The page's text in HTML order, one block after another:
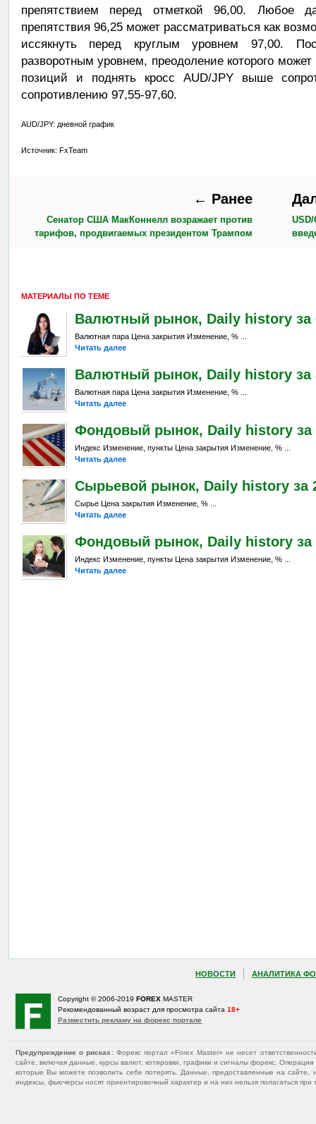
препятствием перед отметкой 96,00. Любое
препятствия 96,25 может рассматриваться как
иссякнуть перед круглым уровнем 97,00.
разворотным уровнем, преодоление которого
позиций и поднять кросс AUD/JPY выше
сопротивлению 97,55-97,60.
AUD/JPY: дневной график
Источник: FxTeam
← Ранее
Сенатор США МакКоннелл возражает против
тарифов, продвигаемых президентом Трампом
МАТЕРИАЛЫ ПО ТЕМЕ
Валютный рынок, Daily history за
Валютная пара Цена закрытия Изменение, % ...
Читать далее
Валютный рынок, Daily history за
Валютная пара Цена закрытия Изменение, % ...
Читать далее
Фондовый рынок, Daily history за
Индекс Изменение, пункты Цена закрытия Изменение, % ...
Читать далее
Сырьевой рынок, Daily history за
Сырье Цена закрытия Изменение, % ...
Читать далее
Фондовый рынок, Daily history за
Индекс Изменение, пункты Цена закрытия Изменение, % ...
Читать далее
НОВОСТИ АНАЛИТИКА
Copyright © 2006-2019 FOREX MASTER
Рекомендованный возраст для просмотра сайта 18+
Разместить рекламу на форекс портале
Предупреждение о рисках : Форекс портал «Forex Master» не несет
сайте, включая данные, курсы валют, котировки, графики и сигналы форекс.
которые Вы можете позволить себе потерять. Данные, предоставленные на
индексы, фьючерсы носят ориентировочный характер и на них нельзя полагаться при